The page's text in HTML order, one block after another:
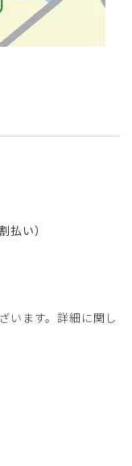
払い）
います。詳細に関し